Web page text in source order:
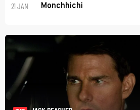
21 JAN Monchhichi